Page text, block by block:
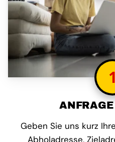
1
Geben Sie uns kurz
Abholadresse,